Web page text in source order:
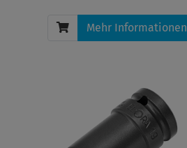
Mehr Informationen